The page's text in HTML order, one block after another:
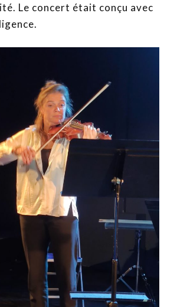
Le concert était conçu avec